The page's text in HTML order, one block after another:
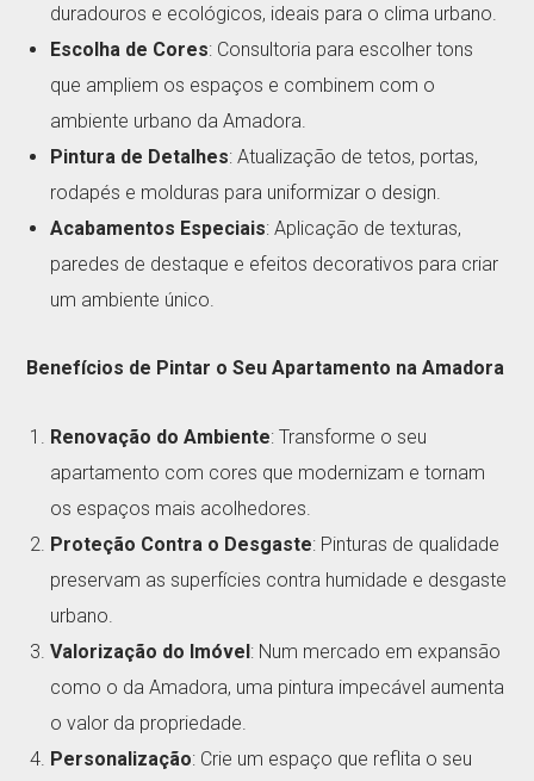
duradouros e ecológicos, ideais para o clima urbano.
Escolha de Cores: Consultoria para escolher tons
que ampliem os espaços e combinem com o
ambiente urbano da Amadora.
Pintura de Detalhes: Atualização de tetos, portas,
rodapés e molduras para uniformizar o design.
Acabamentos Especiais: Aplicação de texturas,
paredes de destaque e efeitos decorativos para criar
um ambiente único.
Benefícios de Pintar o Seu Apartamento na Amadora
Renovação do Ambiente: Transforme o seu
apartamento com cores que modernizam e tornam
os espaços mais acolhedores.
Proteção Contra o Desgaste: Pinturas de qualidade
preservam as superfícies contra humidade e desgaste
urbano.
Valorização do Imóvel: Num mercado em expansão
como o da Amadora, uma pintura impecável aumenta
o valor da propriedade.
Personalização: Crie um espaço que reflita o seu